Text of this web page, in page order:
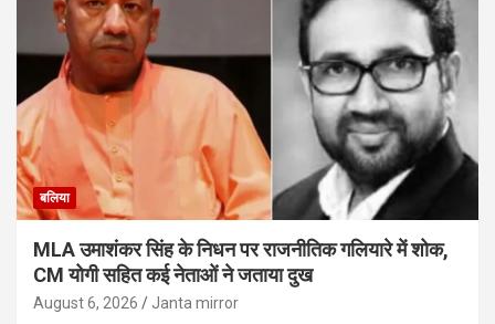
बलिया
MLA उमाशंकर सिंह के निधन पर राजनीतिक गलियारे में शोक,
CM योगी सहित कई नेताओं ने जताया दुख
August 6, 2026 Janta mirror